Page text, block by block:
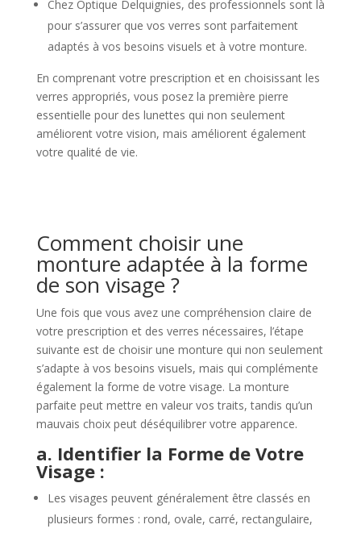
Chez Optique Delquignies, des professionnels sont là
pour s’assurer que vos verres sont parfaitement
adaptés à vos besoins visuels et à votre monture.
En comprenant votre prescription et en choisissant les
verres appropriés, vous posez la première pierre
essentielle pour des lunettes qui non seulement
améliorent votre vision, mais améliorent également
votre qualité de vie.
Comment choisir une
monture adaptée à la forme
de son visage ?
Une fois que vous avez une compréhension claire de
votre prescription et des verres nécessaires, l’étape
suivante est de choisir une monture qui non seulement
s’adapte à vos besoins visuels, mais qui complémente
également la forme de votre visage. La monture
parfaite peut mettre en valeur vos traits, tandis qu’un
mauvais choix peut déséquilibrer votre apparence.
a. Identifier la Forme de Votre
Visage :
Les visages peuvent généralement être classés en
plusieurs formes : rond, ovale, carré, rectangulaire,